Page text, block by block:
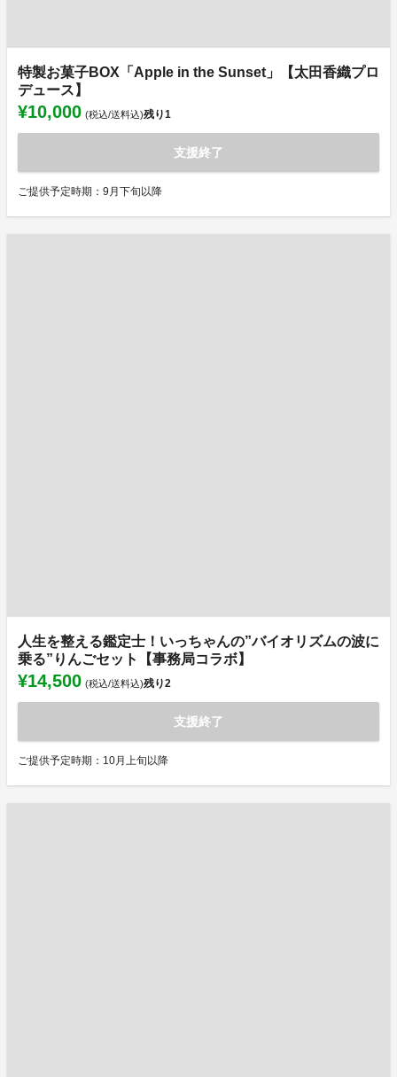
特製お菓子BOX「Apple in the Sunset」【太田香織プロ
デュース】
¥10,000 (税込/送料込)残り1
支援終了
ご提供予定時期：9月下旬以降
人生を整える鑑定士！いっちゃんの”バイオリズムの波に
乗る”りんごセット【事務局コラボ】
¥14,500 (税込/送料込)残り2
支援終了
ご提供予定時期：10月上旬以降